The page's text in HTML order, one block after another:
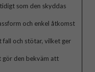
som den skyddas
och enkel åtkomst
och stötar, vilket ger
gör den bekväm att